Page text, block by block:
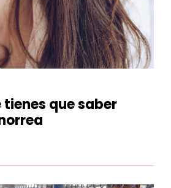
tienes que saber